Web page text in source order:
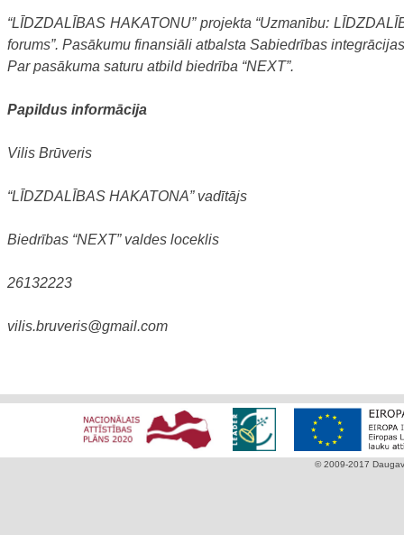
“LĪDZDALĪBAS HAKATONU” projekta “Uzmanību:
forums”. Pasākumu finansiāli atbalsta Sabiedrības
Par pasākuma saturu atbild biedrība “NEXT”.
Papildus informācija
Vilis Brūveris
“LĪDZDALĪBAS HAKATONA” vadītājs
Biedrības “NEXT” valdes loceklis
26132223
vilis.bruveris@gmail.com
© 2009-2017